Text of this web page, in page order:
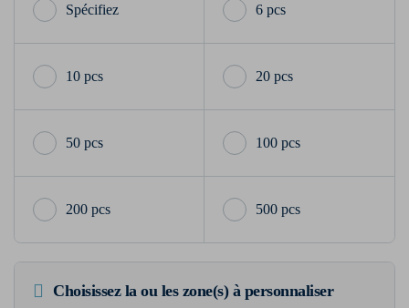
6 pcs
10 pcs 20 pcs
50 pcs 100 pcs
200 pcs 500 pcs
Choisissez la ou les zone(s) à personnaliser